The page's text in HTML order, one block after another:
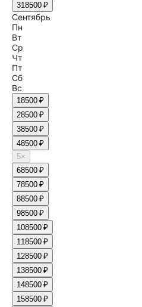
318500 ₽
Сентябрь
Пн
Вт
Ср
Чт
Пт
Сб
Вс
18500 ₽
28500 ₽
38500 ₽
48500 ₽
5×
68500 ₽
78500 ₽
88500 ₽
98500 ₽
108500 ₽
118500 ₽
128500 ₽
138500 ₽
148500 ₽
158500 ₽